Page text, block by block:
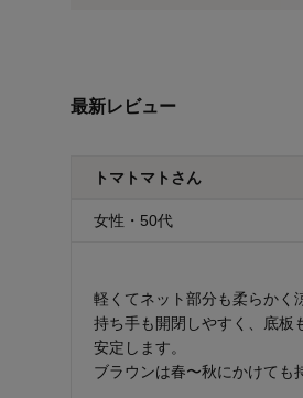
最新レビュー
トマトマトさん
女性・50代
軽くてネット部分も柔らかく
持ち手も開閉しやすく、底板
安定します。
ブラウンは春〜秋にかけても